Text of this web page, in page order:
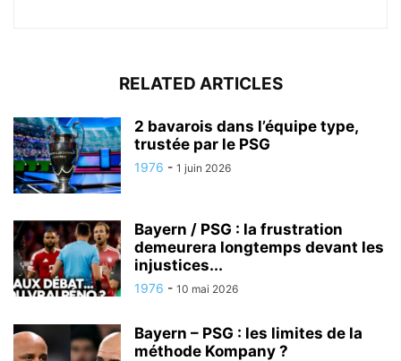
RELATED ARTICLES
2 bavarois dans l’équipe type,
trustée par le PSG
1976 - 1 juin 2026
Bayern / PSG : la frustration
demeurera longtemps devant les
injustices...
1976 - 10 mai 2026
Bayern – PSG : les limites de la
méthode Kompany ?